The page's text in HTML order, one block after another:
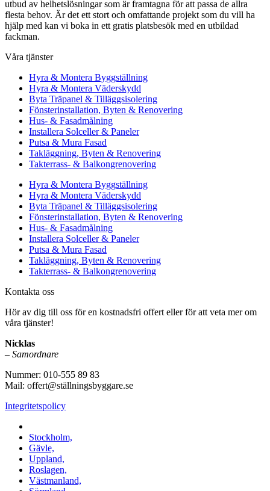
utbud av helhetslösningar som är framtagna för att passa de allra
flesta behov. Är det ett stort och omfattande projekt som du vill ha
hjälp med kan vi boka in ett gratis platsbesök med en utbildad
fackman.
Våra tjänster
Hyra & Montera Byggställning
Hyra & Montera Väderskydd
Byta Träpanel & Tilläggsisolering
Fönsterinstallation, Byten & Renovering
Hus- & Fasadmålning
Installera Solceller & Paneler
Putsa & Mura Fasad
Takläggning, Byten & Renovering
Takterrass- & Balkongrenovering
Hyra & Montera Byggställning
Hyra & Montera Väderskydd
Byta Träpanel & Tilläggsisolering
Fönsterinstallation, Byten & Renovering
Hus- & Fasadmålning
Installera Solceller & Paneler
Putsa & Mura Fasad
Takläggning, Byten & Renovering
Takterrass- & Balkongrenovering
Kontakta oss
Hör av dig till oss för en kostnadsfri offert eller för att veta mer om
våra tjänster!
Nicklas
– Samordnare
Nummer: 010-555 89 83
Mail: offert@ställningsbyggare.se
Integritetspolicy
Stockholm,
Gävle,
Uppland,
Roslagen,
Västmanland,